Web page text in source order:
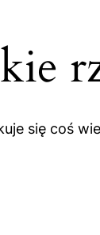
się coś